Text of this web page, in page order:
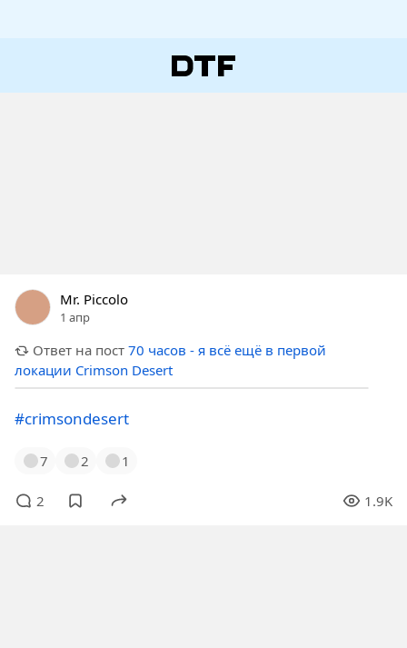
Mr. Piccolo
1 апр
Ответ на пост 70 часов - я всё ещё в первой
локации Crimson Desert
#crimsondesert
7 2 1
2 1.9K